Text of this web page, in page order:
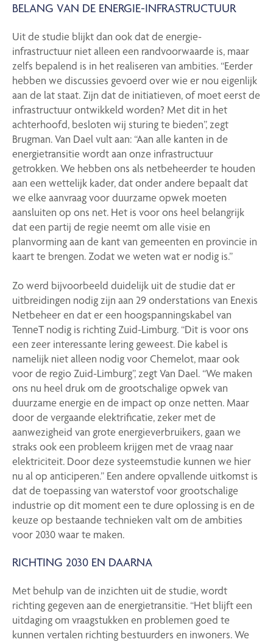
BELANG VAN DE ENERGIE-INFRASTRUCTUUR
Uit de studie blijkt dan ook dat de energie-
infrastructuur niet alleen een randvoorwaarde is, maar
zelfs bepalend is in het realiseren van ambities. “Eerder
hebben we discussies gevoerd over wie er nou eigenlijk
aan de lat staat. Zijn dat de initiatieven, of moet eerst de
infrastructuur ontwikkeld worden? Met dit in het
achterhoofd, besloten wij sturing te bieden”, zegt
Brugman. Van Dael vult aan: “Aan alle kanten in de
energietransitie wordt aan onze infrastructuur
getrokken. We hebben ons als netbeheerder te houden
aan een wettelijk kader, dat onder andere bepaalt dat
we elke aanvraag voor duurzame opwek moeten
aansluiten op ons net. Het is voor ons heel belangrijk
dat een partij de regie neemt om alle visie en
planvorming aan de kant van gemeenten en provincie in
kaart te brengen. Zodat we weten wat er nodig is.”
Zo werd bijvoorbeeld duidelijk uit de studie dat er
uitbreidingen nodig zijn aan 29 onderstations van Enexis
Netbeheer en dat er een hoogspanningskabel van
TenneT nodig is richting Zuid-Limburg. “Dit is voor ons
een zeer interessante lering geweest. Die kabel is
namelijk niet alleen nodig voor Chemelot, maar ook
voor de regio Zuid-Limburg”, zegt Van Dael. “We maken
ons nu heel druk om de grootschalige opwek van
duurzame energie en de impact op onze netten. Maar
door de vergaande elektrificatie, zeker met de
aanwezigheid van grote energieverbruikers, gaan we
straks ook een probleem krijgen met de vraag naar
elektriciteit. Door deze systeemstudie kunnen we hier
nu al op anticiperen.” Een andere opvallende uitkomst is
dat de toepassing van waterstof voor grootschalige
industrie op dit moment een te dure oplossing is en de
keuze op bestaande technieken valt om de ambities
voor 2030 waar te maken.
RICHTING 2030 EN DAARNA
Met behulp van de inzichten uit de studie, wordt
richting gegeven aan de energietransitie. “Het blijft een
uitdaging om vraagstukken en problemen goed te
kunnen vertalen richting bestuurders en inwoners. We